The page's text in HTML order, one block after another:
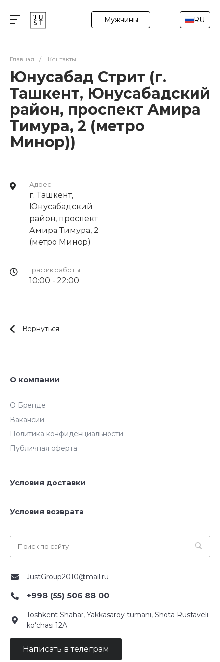
Мужчины RU
Главная / Контакты
Юнусабад Стрит (г.
Ташкент, Юнусабадский
район, проспект Амира
Тимура, 2 (метро
Минор))
Адрес:
г. Ташкент,
Юнусабадский
район, проспект
Амира Тимура, 2
(метро Минор)
График работы:
10:00 - 22:00
Вернуться
О компании
О Бренде
Вакансии
Политика конфиденциальности
Публичная оферта
Условия доставки
Условия возврата
JustGroup2010@mail.ru
+998 (55) 506 88 00
Toshkent Shahar, Yakkasaroy tumani, Shota Rustaveli
ko‘chasi 12A
Написать в телеграм